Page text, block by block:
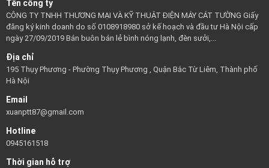
Tên công ty
CÔNG TY TNHH THƯƠNG MẠI VÀ KỸ THUẬT ĐIỆN MÁY CÁT TƯỜNG Giấy
đăng ký kinh doanh do số 0108918980 sở kế hoạch và đầu tư Hà Nội cấp
ngày 27/09/2019 Bán buôn bán lẻ bình nóng lạnh, đèn sưởi,...
Địa chỉ
195 Thụy Phương - Phường Thụy Phương , Quận Bắc Từ Liêm, Thành phố
Hà Nội
Email
xuanptt87@gmail.com
Hotline
0945161518
Thời gian hỗ trợ